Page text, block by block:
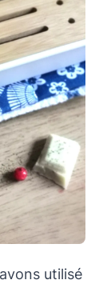
utilisé